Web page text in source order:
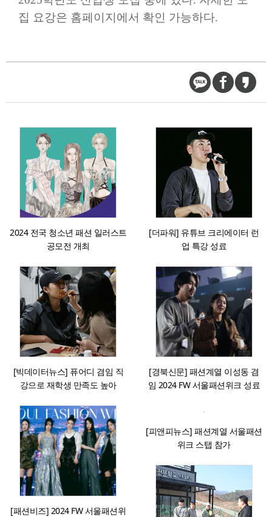
집 요강은 홈페이지에서 확인 가능하다.
2024 전국 청소년 패션 일러스트
공모전 개최
[더파워] 유튜브 크리에이터 런
업 특강 성료
[빅데이터뉴스] 퓨어디 겸임 직
강으로 재학생 만족도 높아
[경북신문] 패션계열 이성동 겸
임 2024 FW 서울패션위크 성료
[패션비즈] 2024 FW 서울패션위
[피앤피뉴스] 패션계열 서울패션
위크 스탭 참가